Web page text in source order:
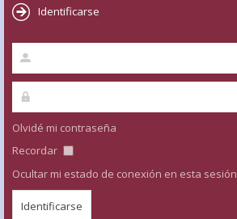
Identificarse
Olvidé mi contraseña
Recordar
Ocultar mi estado de conexión en esta sesión